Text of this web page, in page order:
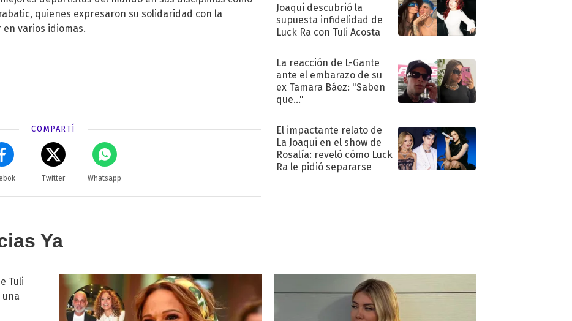
quienes expresaron su solidaridad con la
varios idiomas.
COMPARTÍ
Twitter Whatsapp
Joaqui descubrió la
supuesta infidelidad de
Luck Ra con Tuli Acosta
La reacción de L-Gante
ante el embarazo de su
ex Tamara Báez: "Saben
que..."
El impactante relato de
La Joaqui en el show de
Rosalía: reveló cómo Luck
Ra le pidió separarse
Ya